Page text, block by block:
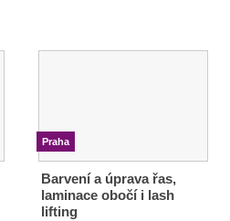
Praha
Barvení a úprava řas,
laminace obočí i lash
lifting